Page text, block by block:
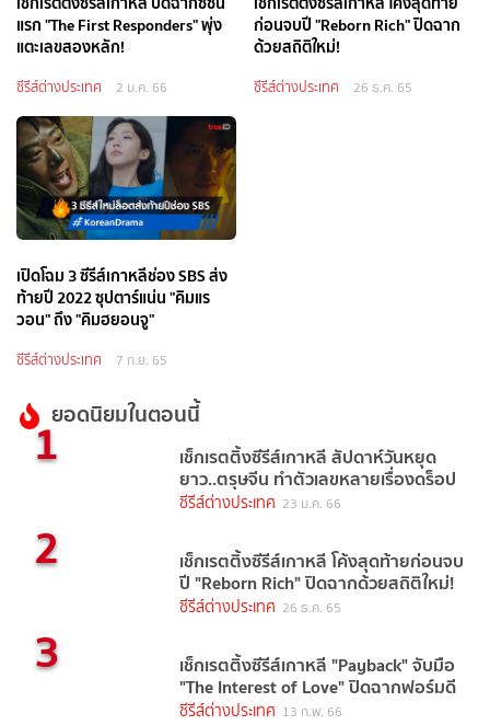
แรก "The First Responders" พุ่ง
แตะเลขสองหลัก!
ซีรีส์ต่างประเทศ 2 ม.ค. 66
ก่อนจบปี "Reborn Rich" ปิดฉาก
ด้วยสถิติใหม่!
ซีรีส์ต่างประเทศ 26 ธ.ค. 65
เปิดโฉม 3 ซีรีส์เกาหลีช่อง SBS ส่ง
ท้ายปี 2022 ซุปตาร์แน่น "คิมแร
วอน" ถึง "คิมฮยอนจู"
ซีรีส์ต่างประเทศ 7 ก.ย. 65
ยอดนิยมในตอนนี้
1 เช็กเรตติ้งซีรีส์เกาหลี สัปดาห์วันหยุด
ยาว..ตรุษจีน ทำตัวเลขหลายเรื่องดร็อป
ซีรีส์ต่างประเทศ 23 ม.ค. 66
2 เช็กเรตติ้งซีรีส์เกาหลี โค้งสุดท้ายก่อนจบ
ปี "Reborn Rich" ปิดฉากด้วยสถิติใหม่!
ซีรีส์ต่างประเทศ 26 ธ.ค. 65
3 เช็กเรตติ้งซีรีส์เกาหลี "Payback" จับมือ
"The Interest of Love" ปิดฉากฟอร์มดี
ซีรีส์ต่างประเทศ 13 ก.พ. 66